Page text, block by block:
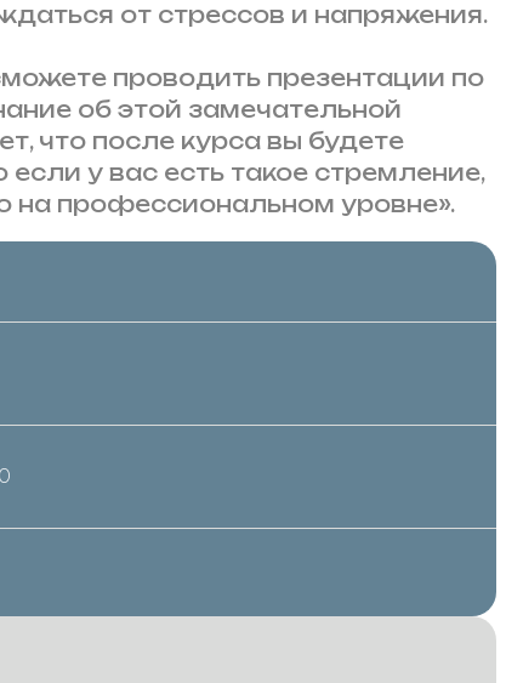
от стрессов и напряжения.
проводить презентации по
об этой замечательной
что после курса вы будете
если у вас есть такое стремление,
на профессиональном уровне».